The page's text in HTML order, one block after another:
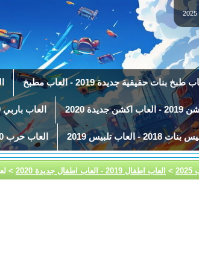
جديدة 2020 العاب باربي 2019 - العاب باربي الجديدة 2020
- العاب تلبيس 2019 العاب حرب 2020 - العاب حربية 2019
> العاب اطفال 2019 - العاب اطفال جديدة 2020 >